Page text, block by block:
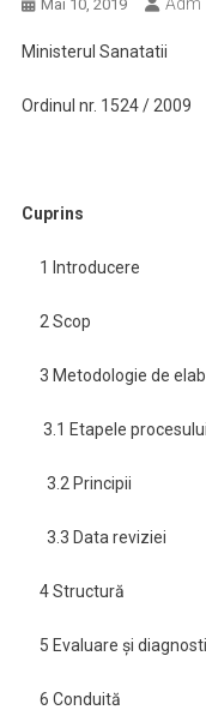
Mai 10, 2019
Ministerul Sanatatii
Ordinul nr. 1524 / 2009
Cuprins
1 Introducere
2 Scop
3 Metodologie de
3.1 Etapele
3.2 Principii
3.3 Data reviziei
4 Structură
5 Evaluare şi
6 Conduită